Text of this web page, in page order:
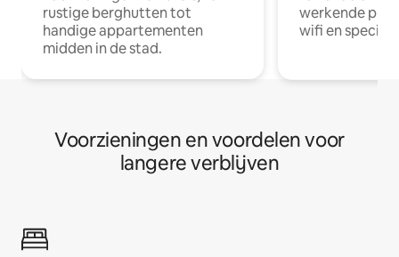
rustige berghutten tot
handige appartementen
midden in de stad.
werkende
wifi en
Voorzieningen en voordelen voor
langere verblijven